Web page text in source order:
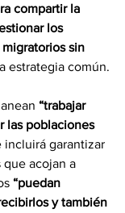
compartir la
los
sin
estrategia común.
“trabajar
las poblaciones
incluirá garantizar
que acojan a
“puedan
y también